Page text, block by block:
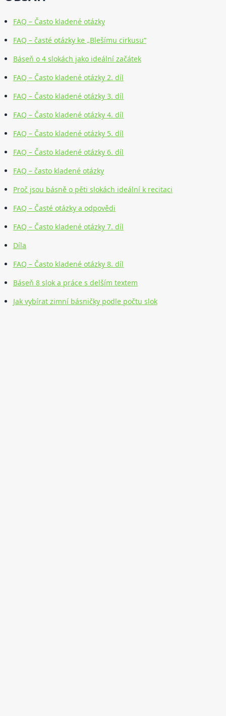
FAQ – Často kladené otázky
FAQ – časté otázky ke „Blešímu cirkusu“
Báseň o 4 slokách jako ideální začátek
FAQ – Často kladené otázky 2. díl
FAQ – Často kladené otázky 3. díl
FAQ – Často kladené otázky 4. díl
FAQ – Často kladené otázky 5. díl
FAQ – Často kladené otázky 6. díl
FAQ – často kladené otázky
Proč jsou básně o pěti slokách ideální k recitaci
FAQ – Časté otázky a odpovědi
FAQ – Často kladené otázky 7. díl
Díla
FAQ – Často kladené otázky 8. díl
Báseň 8 slok a práce s delším textem
Jak vybírat zimní básničky podle počtu slok